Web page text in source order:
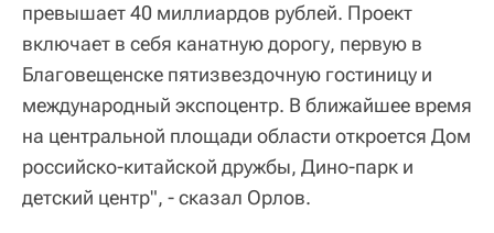
превышает 40 миллиардов рублей. Проект
включает в себя канатную дорогу, первую в
Благовещенске пятизвездочную гостиницу и
международный экспоцентр. В ближайшее время
на центральной площади области откроется Дом
российско-китайской дружбы, Дино-парк и
детский центр", - сказал Орлов.